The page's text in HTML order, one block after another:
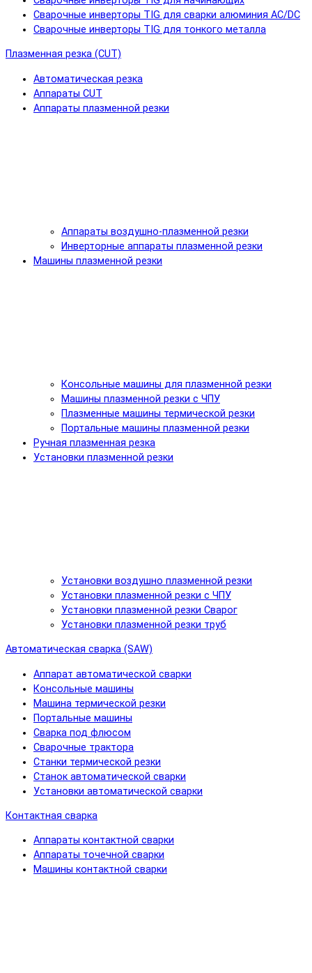
Сварочные инверторы TIG для сварки алюминия AC/DC
Сварочные инверторы TIG для тонкого металла
Плазменная резка (CUT)
Автоматическая резка
Аппараты CUT
Аппараты плазменной резки
Аппараты воздушно-плазменной резки
Инверторные аппараты плазменной резки
Машины плазменной резки
Консольные машины для плазменной резки
Машины плазменной резки с ЧПУ
Плазменные машины термической резки
Портальные машины плазменной резки
Ручная плазменная резка
Установки плазменной резки
Установки воздушно плазменной резки
Установки плазменной резки с ЧПУ
Установки плазменной резки Сварог
Установки плазменной резки труб
Автоматическая сварка (SAW)
Аппарат автоматической сварки
Консольные машины
Машина термической резки
Портальные машины
Сварка под флюсом
Сварочные трактора
Станки термической резки
Станок автоматической сварки
Установки автоматической сварки
Контактная сварка
Аппараты контактной сварки
Аппараты точечной сварки
Машины контактной сварки